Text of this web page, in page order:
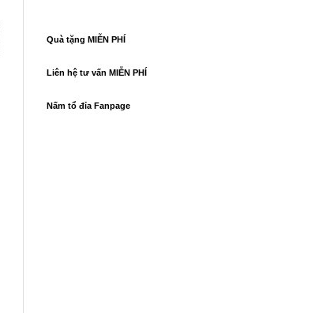
Quà tặng MIỄN PHÍ
Liên hệ tư vấn MIỄN PHÍ
Nấm tổ đỉa Fanpage